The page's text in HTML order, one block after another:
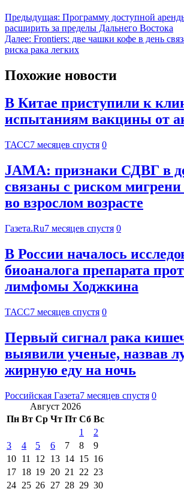
Предыдущая: Программу доступной
расширить за пределы Дальнего Востока
Далее: Frontiers: две чашки кофе в день
риска рака легких
Похожие новости
В Китае приступили к
испытаниям вакцины от
ТАСС7 месяцев спустя 0
JAMA: признаки СДВГ в
связаны с риском
во взрослом возрасте
Газета.Ru7 месяцев спустя 0
В России началось
биоаналога препарата
лимфомы Ходжкина
ТАСС7 месяцев спустя 0
Первый сигнал рака
выявили ученые, назвав
жирную еду на ночь
Российская Газета7 месяцев спустя 0
Август 2026
Пн Вт Ср Чт Пт Сб Вс
1
2
3
4 5 6 7 8
9
10 11 12 13 14 15 16
17 18 19 20 21 22 23
24 25 26 27 28 29 30